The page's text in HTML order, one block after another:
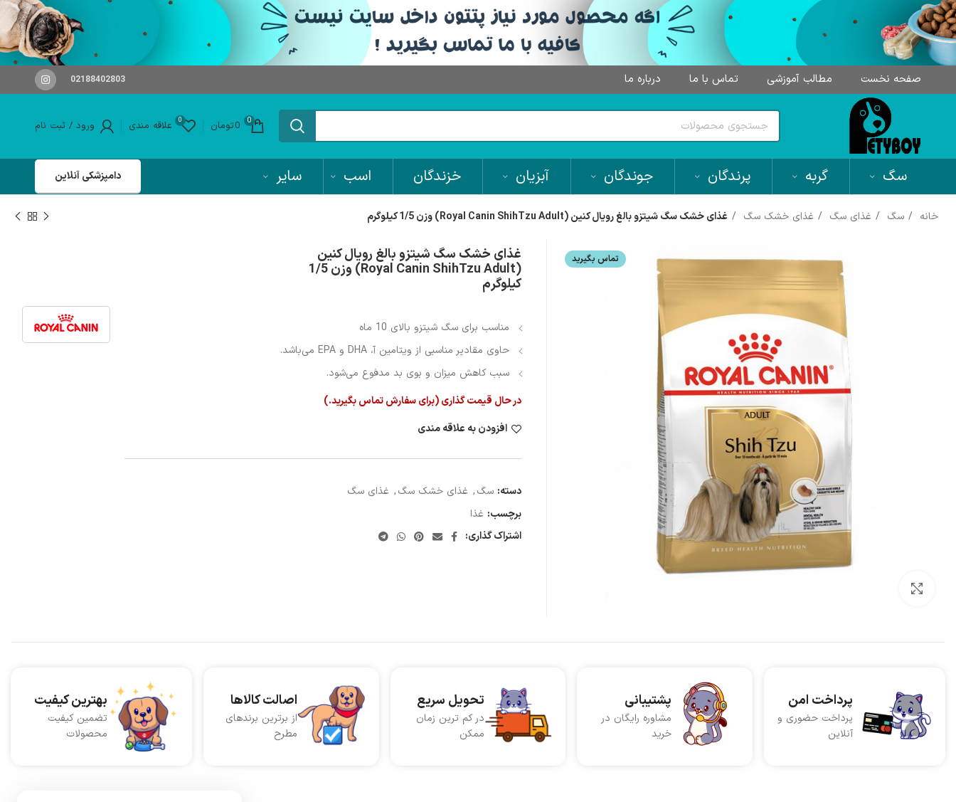
صفحه نخست مطالب آموزشی تماس با ما درباره ما 02188402803
0
0تومان 0 علاقه مندی ورود / ثبت نام
سگ گربه پرندگان جوندگان آبزیان خزندگان اسب سایر دامپزشکی آنلاین
خانه سگ غذای سگ غذای خشک سگ غذای خشک سگ شیتزو بالغ رویال کنین (Royal Canin ShihTzu Adult) وزن 1/5 کیلوگرم
تماس بگیرید غذای خشک سگ شیتزو بالغ رویال کنین
(Royal Canin ShihTzu Adult) وزن 1/5
کیلوگرم
مناسب برای سگ شیتزو بالای 10 ماه
حاوی مقادیر مناسبی از ویتامین آ، DHA و EPA می‌باشد.
سبب کاهش میزان و بوی بد مدفوع می‌شود.
در حال قیمت گذاری (برای سفارش تماس بگیرید.)
افزودن به علاقه مندی
دسته: سگ, غذای خشک سگ, غذای سگ
برچسب: غذا
اشتراک گذاری:
پرداخت امن
پرداخت حضوری و
آنلاین
پشتیبانی
مشاوره رایگان در
خرید
تحویل سریع
در کم ترین زمان
ممکن
اصالت کالاها
از برترین برندهای
مطرح
بهترین کیفیت
تضمین کیفیت
محصولات